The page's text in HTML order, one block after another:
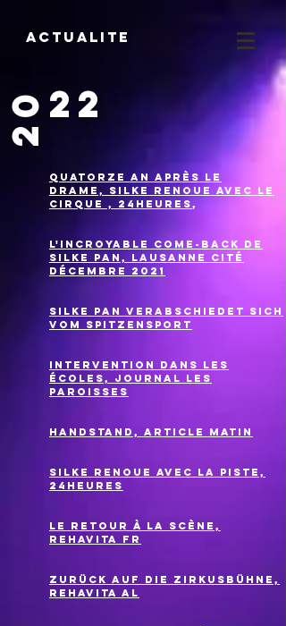
Actualite
20 22
Quatorze an après le
drame, Silke
renoue avec le
cirque , 24heures,
L'incroyable come-back de
Silke Pan, Lausanne Cité
décembre 2021
Silke Pan verabschiedet sich
vom Spitzensport
intervention dans les
écoles, Journal les
Paroisses
Handstand, article matin
Silke renoue avec la piste,
24heures
Le retour à la scène,
rehavita fr
zurück auf die zirkusbühne,
rehavita AL